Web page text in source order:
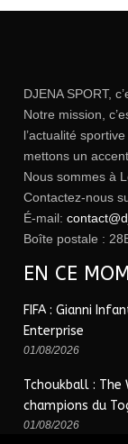
DJENA SPORT,
Notre mission,
l’actualité
mettons un
Nous sommes à
Contactez-nous
É-mail:
Boîte postale :
EN CE
FIFA : Gianni
Enterprise
01/08/2026
Tchoukball : The
champions du
01/08/2026